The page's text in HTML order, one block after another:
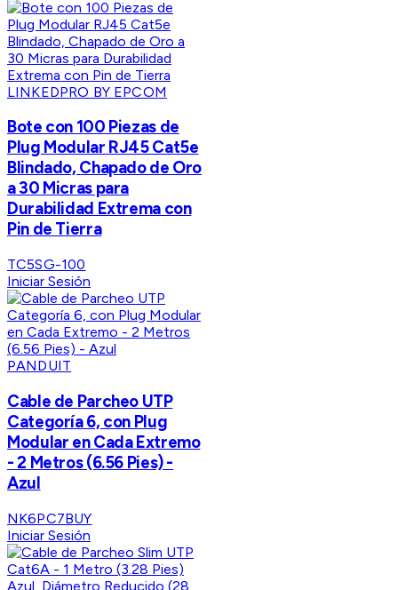
LINKEDPRO BY EPCOM
Bote con 100 Piezas de
Plug Modular RJ45 Cat5e
Blindado, Chapado de Oro
a 30 Micras para
Durabilidad Extrema con
Pin de Tierra
TC5SG-100
Iniciar Sesión
PANDUIT
Cable de Parcheo UTP
Categoría 6, con Plug
Modular en Cada Extremo
- 2 Metros (6.56 Pies) -
Azul
NK6PC7BUY
Iniciar Sesión